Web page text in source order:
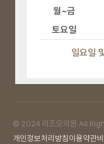
월~금
토요일
일요일
© 2024 리즈모의원 All
개인정보처리방침이용약관